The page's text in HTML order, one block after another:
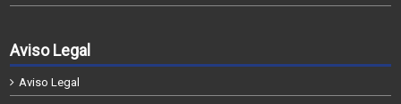
Aviso Legal
Aviso Legal